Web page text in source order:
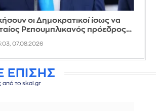
οι Δημοκρατικοί ίσως να
Ρεπουμπλικανός πρόεδρος…
07.08.2026
ΕΠΙΣΗΣ
από το skai.gr